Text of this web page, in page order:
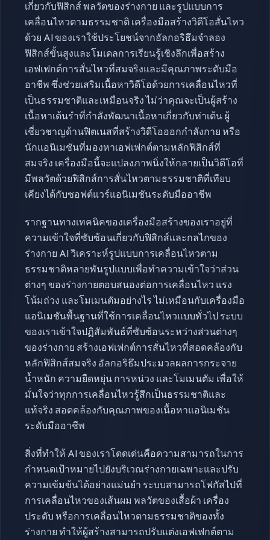
เกี่ยวกับฟิสิกส์ พลวัตของร่างกาย และรูปแบบการ
เคลื่อนไหวตามธรรมชาติ เครื่องมือสร้างวิดีโอสั่นไหว
ด้วย AI ของเราใช้ประโยชน์จากอัลกอริธึมจำลอง
ฟิสิกส์ขั้นสูงและโมเดลการเรียนรู้เชิงลึกเพื่อสร้าง
เอฟเฟกต์การสั่นไหวที่สมจริงและมีคุณภาพระดับมือ
อาชีพ ซึ่งช่วยเสริมเนื้อหาวิดีโอด้วยการเคลื่อนไหวที่
เป็นธรรมชาติและเหมือนจริง ไม่ว่าคุณจะเป็นผู้สร้าง
เนื้อหาเต้นรำที่กำลังพัฒนาเนื้อหาเกี่ยวกับท่าเต้น ผู้
เชี่ยวชาญด้านฟิตเนสที่สร้างวิดีโอออกกำลังกาย หรือ
นักแอนิเมชันที่มองหาเอฟเฟกต์ตามหลักฟิสิกส์ที่
สมจริง เครื่องมือนี้จะแปลงภาพนิ่งให้กลายเป็นวิดีโอที่
มีพลวัตด้วยฟิสิกส์การสั่นไหวตามธรรมชาติที่เทียบ
เคียงได้กับซอฟต์แวร์แอนิเมชันระดับมืออาชีพ
รากฐานทางเทคนิคของเครื่องมือสร้างของเราอยู่ที่
ความเข้าใจที่ซับซ้อนเกี่ยวกับฟิสิกส์และกลไกของ
ร่างกาย AI วิเคราะห์รูปแบบการเคลื่อนไหวตาม
ธรรมชาติหลายพันรูปแบบเพื่อทำความเข้าใจว่าส่วน
ต่างๆ ของร่างกายตอบสนองต่อการเคลื่อนไหว แรง
โน้มถ่วง และโมเมนตัมอย่างไร ไม่เหมือนกับเครื่องมือ
แอนิเมชันพื้นฐานที่ใช้การเคลื่อนไหวแบบทั่วไป ระบบ
ของเราเข้าใจปฏิสัมพันธ์ที่ซับซ้อนระหว่างส่วนต่างๆ
ของร่างกาย สร้างเอฟเฟกต์การสั่นไหวที่สอดคล้องกับ
หลักฟิสิกส์สมจริง อัลกอริธึมประมวลผลการกระจาย
น้ำหนัก ความยืดหยุ่น การหน่วง และโมเมนตัม เพื่อให้
มั่นใจว่าทุกการเคลื่อนไหวรู้สึกเป็นธรรมชาติและ
แท้จริง สอดคล้องกับคุณภาพของเนื้อหาแอนิเมชัน
ระดับมืออาชีพ
สิ่งที่ทำให้ AI ของเราโดดเด่นคือความสามารถในการ
กำหนดเป้าหมายไปยังบริเวณร่างกายเฉพาะและปรับ
ความเข้มข้นได้อย่างแม่นยำ ระบบสามารถโฟกัสไปที่
การเคลื่อนไหวของเส้นผม พลวัตของเสื้อผ้า เครื่อง
ประดับ หรือการเคลื่อนไหวตามธรรมชาติของทั้ง
ร่างกาย ทำให้ผู้สร้างสามารถปรับแต่งเอฟเฟกต์ตาม